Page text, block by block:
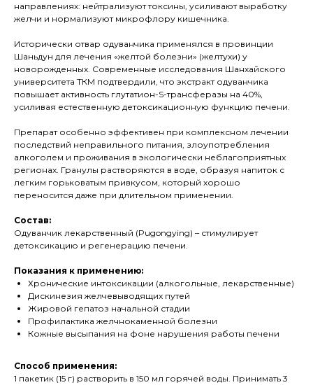
направлениях: нейтрализуют токсины, усиливают выработку
желчи и нормализуют микрофлору кишечника.
Исторически отвар одуванчика применялся в провинции
Шаньдун для лечения «желтой болезни» (желтухи) у
новорожденных. Современные исследования Шанхайского
университета ТКМ подтвердили, что экстракт одуванчика
повышает активность глутатион-S-трансферазы на 40%,
усиливая естественную детоксикационную функцию печени.
Препарат особенно эффективен при комплексном лечении
последствий неправильного питания, злоупотребления
алкоголем и проживания в экологически неблагоприятных
регионах. Гранулы растворяются в воде, образуя напиток с
легким горьковатым привкусом, который хорошо
переносится даже при длительном применении.
Состав:
Одуванчик лекарственный (Pugongying) – стимулирует
детоксикацию и регенерацию печени.
Показания к применению:
Хронические интоксикации (алкогольные, лекарственные)
Дискинезия желчевыводящих путей
Жировой гепатоз начальной стадии
Профилактика желчнокаменной болезни
Кожные высыпания на фоне нарушения работы печени
Способ применения:
1 пакетик (15 г) растворить в 150 мл горячей воды. Принимать 3